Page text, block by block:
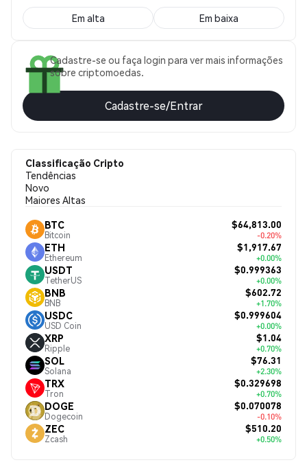
Em alta Em baixa
Cadastre-se ou faça login para ver mais informações
sobre criptomoedas.
Cadastre-se/Entrar
Classificação Cripto
Tendências
Novo
Maiores Altas
BTC
Bitcoin
$64,813.00
-0.20%
ETH
Ethereum
$1,917.67
+0.00%
USDT
TetherUS
$0.999363
+0.00%
BNB
BNB
$602.72
+1.70%
USDC
USD Coin
$0.999604
+0.00%
XRP
Ripple
$1.04
+0.70%
SOL
Solana
$76.31
+2.30%
TRX
Tron
$0.329698
+0.70%
DOGE
Dogecoin
$0.070078
-0.10%
ZEC
Zcash
$510.20
+0.50%